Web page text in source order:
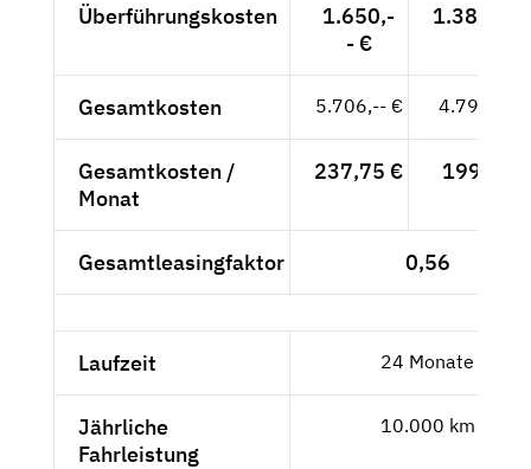
Überführungskosten
1.650,-
- €
1.386,55
Gesamtkosten 5.706,-- € 4.794,96
Gesamtkosten /
Monat
237,75 € 199,79 €
Gesamtleasingfaktor 0,56
Laufzeit 24 Monate
Jährliche
Fahrleistung
10.000 km